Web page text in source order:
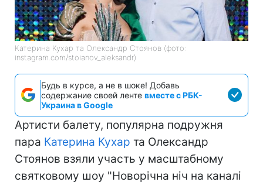
Катерина Кухар та Олександр Стоянов (фото:
instagram.com/stoianov_aleksandr)
Будь в курсе, а не в шоке! Добавь
содержание своей ленте вместе с РБК-
Украина в Google
Артисти балету, популярна подружня
пара Катерина Кухар та Олександр
Стоянов взяли участь у масштабному
святковому шоу "Новорічна ніч на каналі